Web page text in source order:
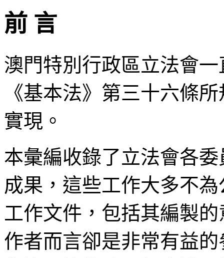
前 言
澳門特別行政區立法會
《基本法》第三十六條
實現。
本彙編收錄了立法會各
成果，這些工作大多不
工作文件，包括其編製
作者而言卻是非常有益